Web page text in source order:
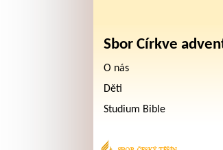
Sbor Církve
O nás
Děti
Studium Bible